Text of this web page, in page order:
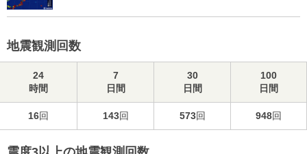
地震観測回数
24
時間
7
日間
30
日間
100
日間
16回 143回 573回 948回